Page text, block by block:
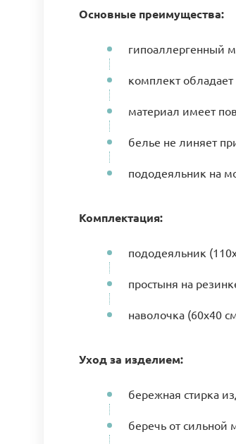
Основные преимущества:
гипоаллергенный
комплект
материал имеет
белье не линяет
пододеяльник на
Комплектация:
пододеяльник
простыня на
наволочка (60х40
Уход за изделием:
бережная стирка
беречь от